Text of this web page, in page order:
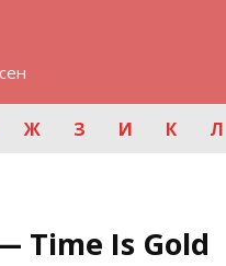
Ж З И К Л
Time Is Gold